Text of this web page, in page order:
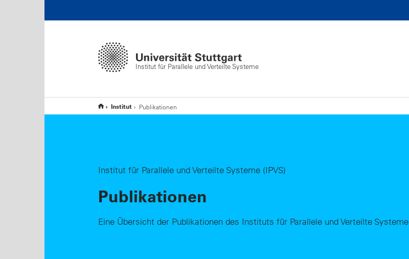
Institut für Parallele und Verteilte Systeme
Institut Publikationen
Institut für Parallele und Verteilte Systeme (IPVS)
Publikationen
Eine Übersicht der Publikationen des Instituts für Parallele und Verteilte Systeme